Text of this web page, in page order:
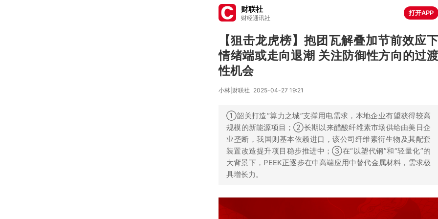
财联社
财经通讯社
打开APP
【狙击龙虎榜】抱团瓦解叠加节前效应下
情绪端或走向退潮 关注防御性方向的过渡
性机会
小林|财联社 2025-04-27 19:21
①韶关打造“算力之城”支撑用电需求，本地企业有望获得较高
规模的新能源项目；②长期以来醋酸纤维素市场供给由美日企
业垄断，我国则基本依赖进口，该公司纤维素衍生物及其配套
装置改造提升项目稳步推进中；③在“以塑代钢”和“轻量化”的
大背景下，PEEK正逐步在中高端应用中替代金属材料，需求极
具增长力。